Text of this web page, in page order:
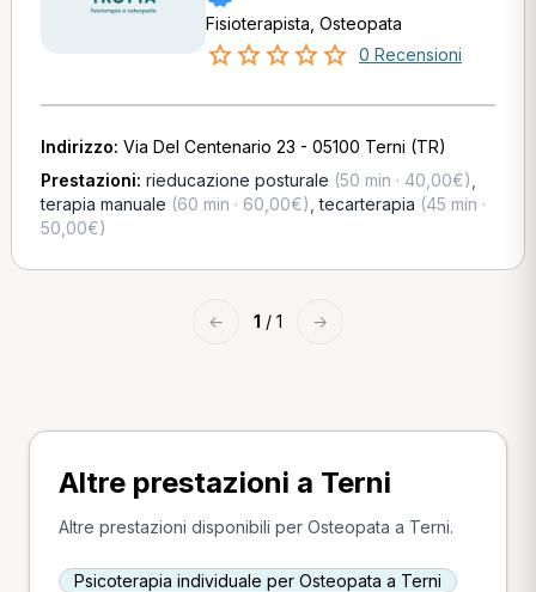
Fisioterapista, Osteopata
0 Recensioni
Indirizzo: Via Del Centenario 23 - 05100 Terni (TR)
Prestazioni: rieducazione posturale (50 min · 40,00€)
terapia manuale (60 min · 60,00€) ,tecarterapia (45 min ·
50,00€)
← 1 / 1 →
Altre prestazioni a Terni
Altre prestazioni disponibili per Osteopata a Terni.
Psicoterapia individuale per Osteopata a Terni